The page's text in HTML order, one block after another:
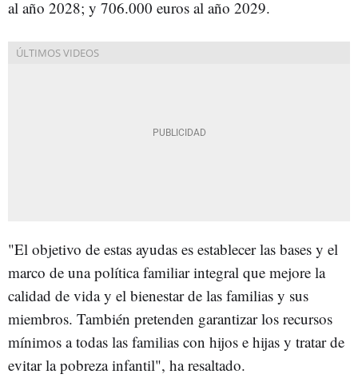
al año 2028; y 706.000 euros al año 2029.
"El objetivo de estas ayudas es establecer las bases y el
marco de una política familiar integral que mejore la
calidad de vida y el bienestar de las familias y sus
miembros. También pretenden garantizar los recursos
mínimos a todas las familias con hijos e hijas y tratar de
evitar la pobreza infantil", ha resaltado.